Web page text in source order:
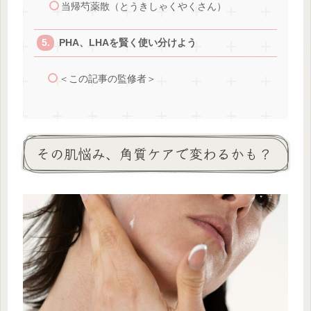
当帰芍薬散（とうきしゃくやくさん）
PHA、LHAを賢く使い分けよう
＜この記事の監修者＞
その肌悩み、角質ケアで変わるかも？